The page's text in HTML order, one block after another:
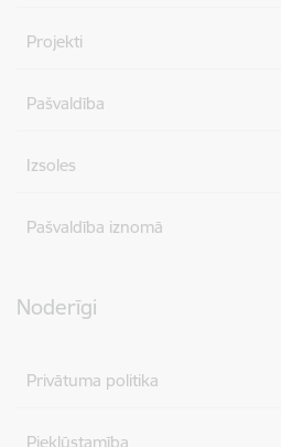
Projekti
Pašvaldība
Izsoles
Pašvaldība iznomā
Noderīgi
Privātuma politika
Piekļūstamība